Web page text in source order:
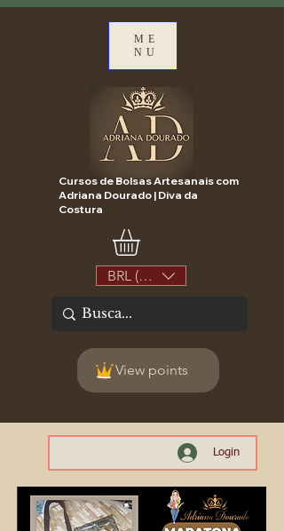
ME
NU
Cursos de Bolsas Artesanais com
Adriana Dourado | Diva da
Costura
BRL (R$)
View points
Login